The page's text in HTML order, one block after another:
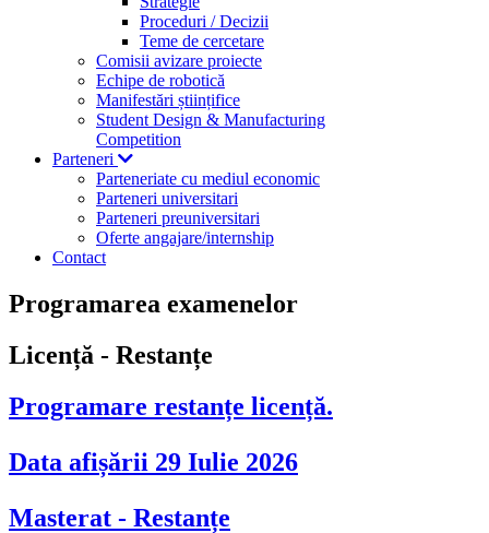
Proceduri / Decizii
Teme de cercetare
Comisii avizare proiecte
Echipe de robotică
Manifestări științifice
Student Design & Manufacturing
Competition
Parteneri
Parteneriate cu mediul economic
Parteneri universitari
Parteneri preuniversitari
Oferte angajare/internship
Contact
Programarea examenelor
Licență - Restanțe
Programare restanțe licență.
Data afișării 29 Iulie 2026
Masterat - Restanțe